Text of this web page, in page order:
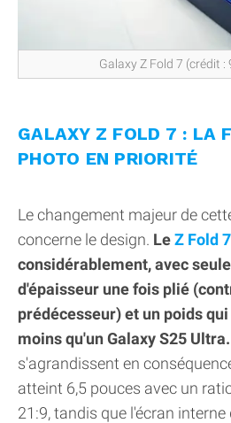
Galaxy Z Fold 7 (crédit
GALAXY Z FOLD 7 : LA
PHOTO EN PRIORITÉ
Le changement majeur de
concerne le design. LeZ Fold 7
considérablement, avec
d'épaisseur une fois plié
prédécesseur) et un poids
moins qu'un Galaxy S25 Ultra.
s'agrandissent en
atteint 6,5 pouces avec un
21:9, tandis que l'écran